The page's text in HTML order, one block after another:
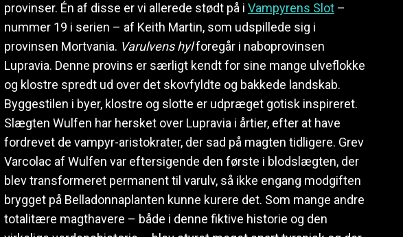
provinser. Én af disse er vi allerede stødt på i Vampyrens Slot–
nummer 19 i serien – af Keith Martin, som udspillede sig i
provinsen Mortvania. Varulvens hylforegår i naboprovinsen
Lupravia. Denne provins er særligt kendt for sine mange ulveflokke
og klostre spredt ud over det skovfyldte og bakkede landskab.
Byggestilen i byer, klostre og slotte er udpræget gotisk inspireret.
Slægten Wulfen har hersket over Lupravia i årtier, efter at have
fordrevet de vampyr-aristokrater, der sad på magten tidligere. Grev
Varcolac af Wulfen var eftersigende den første i blodslægten, der
blev transformeret permanent til varulv, så ikke engang modgiften
brygget på Belladonnaplanten kunne kurere det. Som mange andre
totalitære magthavere – både i denne fiktive historie og den